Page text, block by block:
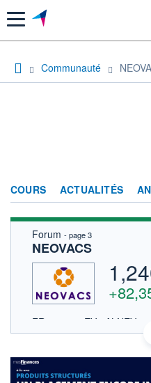
Menu
Communauté
COURS ACTUALITÉS
Forum - page 3
NEOVACS
FR0014018EV4 ALNEV
EURONEXT PARIS
Cotation sur les autres